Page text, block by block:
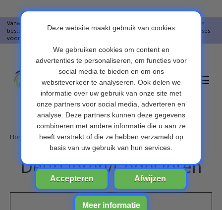
Vanwege vakantie worden er op moment geen pakketjes verstuurd. Alles
bestellingen vanaf 09-07-2026 word op 10-08-2026 verzonden. Onze excuses
voor het ongemak. Bedankt voor u begrip.
Verlanglijst
Home Elektronica / Deursloten & Codesloten
Deursloten/Codesloten
Filters weergeven